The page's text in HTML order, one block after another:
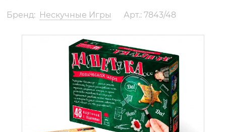
Бренд: Нескучные Игры Арт.: 7843/48